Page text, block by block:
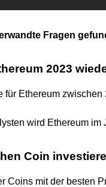
Fragen
2023
für Ethereum zwischen
wird Ethereum
Coin
Coins mit der besten